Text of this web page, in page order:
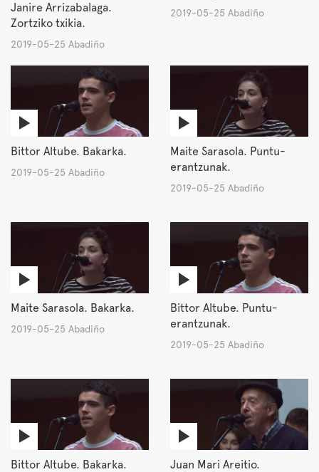
Janire Arrizabalaga.
Zortziko txikia.
2019-05-25 Abadiño
2019-05-25 Abadiño
Bittor Altube. Bakarka.
2019-05-25 Abadiño
Maite Sarasola. Puntu-
erantzunak.
2019-05-25 Abadiño
Maite Sarasola. Bakarka.
2019-05-25 Abadiño
Bittor Altube. Puntu-
erantzunak.
2019-05-25 Abadiño
Bittor Altube. Bakarka.
Juan Mari Areitio.